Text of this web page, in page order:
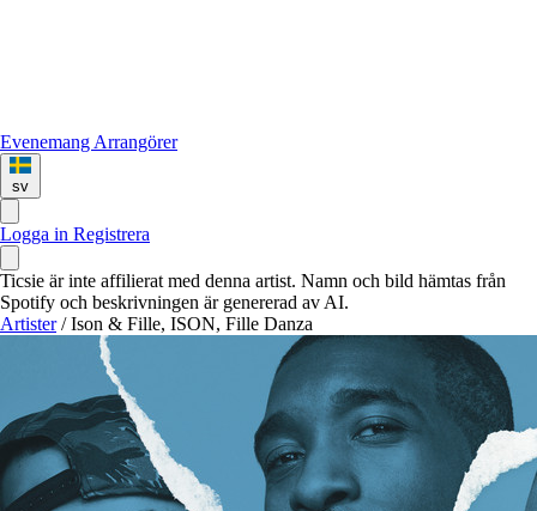
Evenemang Arrangörer
sv
Logga in Registrera
Ticsie är inte affilierat med denna artist. Namn och bild hämtas från
Spotify och beskrivningen är genererad av AI.
Artister / Ison & Fille, ISON, Fille Danza